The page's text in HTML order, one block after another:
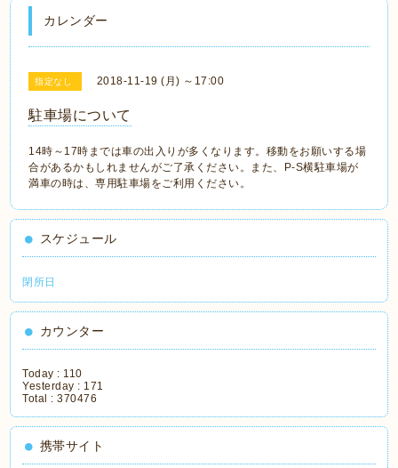
カレンダー
指定なし 2018-11-19 (月) ～17:00
駐車場について
14時～17時までは車の出入りが多くなります。移動をお願いする場
合があるかもしれませんがご了承ください。また、P-S横駐車場が
満車の時は、専用駐車場をご利用ください。
スケジュール
閉所日
カウンター
Today : 110
Yesterday : 171
Total :370476
携帯サイト